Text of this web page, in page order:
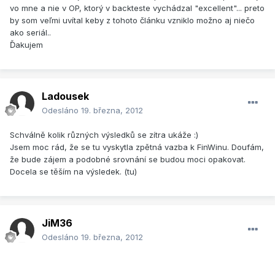
vo mne a nie v OP, ktorý v backteste vychádzal "excellent"... preto
by som veľmi uvítal keby z tohoto článku vzniklo možno aj niečo
ako seriál..
Ďakujem
Ladousek
Odesláno 19. března, 2012
Schválně kolik různých výsledků se zítra ukáže :)
Jsem moc rád, že se tu vyskytla zpětná vazba k FinWinu. Doufám,
že bude zájem a podobné srovnání se budou moci opakovat.
Docela se těším na výsledek. (tu)
JiM36
Odesláno 19. března, 2012